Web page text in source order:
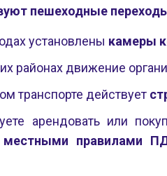
пешеходные
установлены камеры
районах движение
транспорте действует
арендовать или
местными правилами